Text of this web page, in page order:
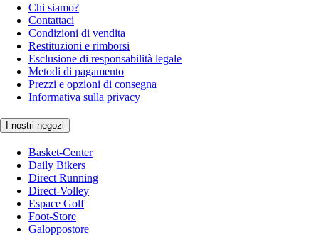
Chi siamo?
Contattaci
Condizioni di vendita
Restituzioni e rimborsi
Esclusione di responsabilità legale
Metodi di pagamento
Prezzi e opzioni di consegna
Informativa sulla privacy
I nostri negozi
Basket-Center
Daily Bikers
Direct Running
Direct-Volley
Espace Golf
Foot-Store
Galoppostore